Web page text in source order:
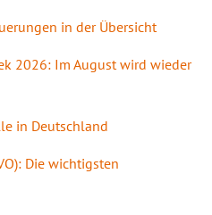
in der Übersicht
2026: Im August wird wieder
in Deutschland
Die wichtigsten